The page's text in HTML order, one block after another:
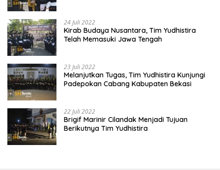
24 Juli 2022
Kirab Budaya Nusantara, Tim Yudhistira
Telah Memasuki Jawa Tengah
23 Juli 2022
Melanjutkan Tugas, Tim Yudhistira Kunjungi
Padepokan Cabang Kabupaten Bekasi
22 Juli 2022
Brigif Marinir Cilandak Menjadi Tujuan
Berikutnya Tim Yudhistira